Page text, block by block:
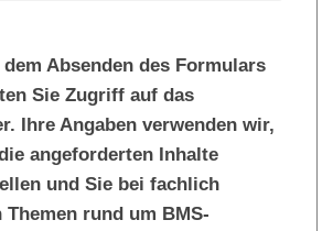
dem Absenden des Formulars
Sie Zugriff auf das
Ihre Angaben verwenden wir,
angeforderten Inhalte
und Sie bei fachlich
Themen rund um BMS-